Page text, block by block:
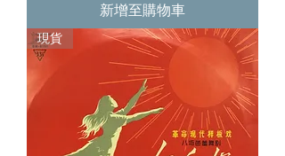
新增至購物車
現貨